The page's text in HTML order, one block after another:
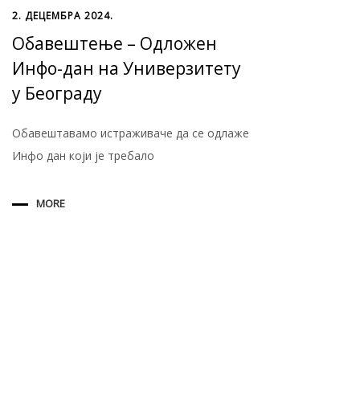
2. ДЕЦЕМБРА 2024.
Обавештење – Одложен
Инфо-дан на Универзитету
у Београду
Обавештавамо истраживаче да се одлаже
Инфо дан који је требало
MORE